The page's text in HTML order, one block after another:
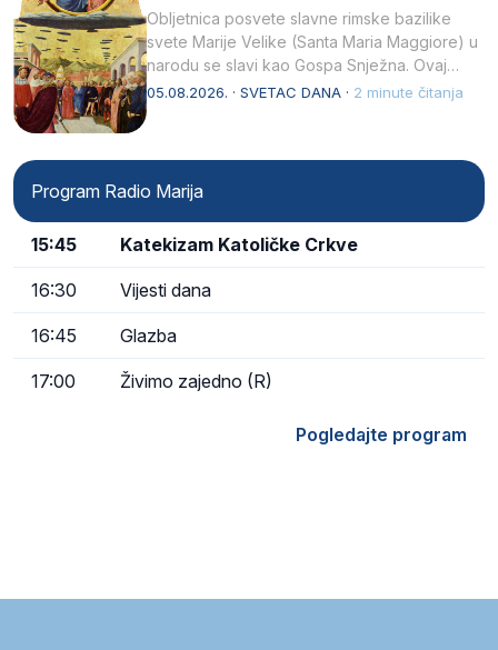
Obljetnica posvete slavne rimske bazilike
svete Marije Velike (Santa Maria Maggiore) u
narodu se slavi kao Gospa Snježna. Ovaj
naziv, Sancta Maria…
05.08.2026. · SVETAC DANA · 2 minute čitanja
Program Radio Marija
15:45 Katekizam Katoličke Crkve
16:30 Vijesti dana
16:45 Glazba
17:00 Živimo zajedno (R)
Pogledajte program